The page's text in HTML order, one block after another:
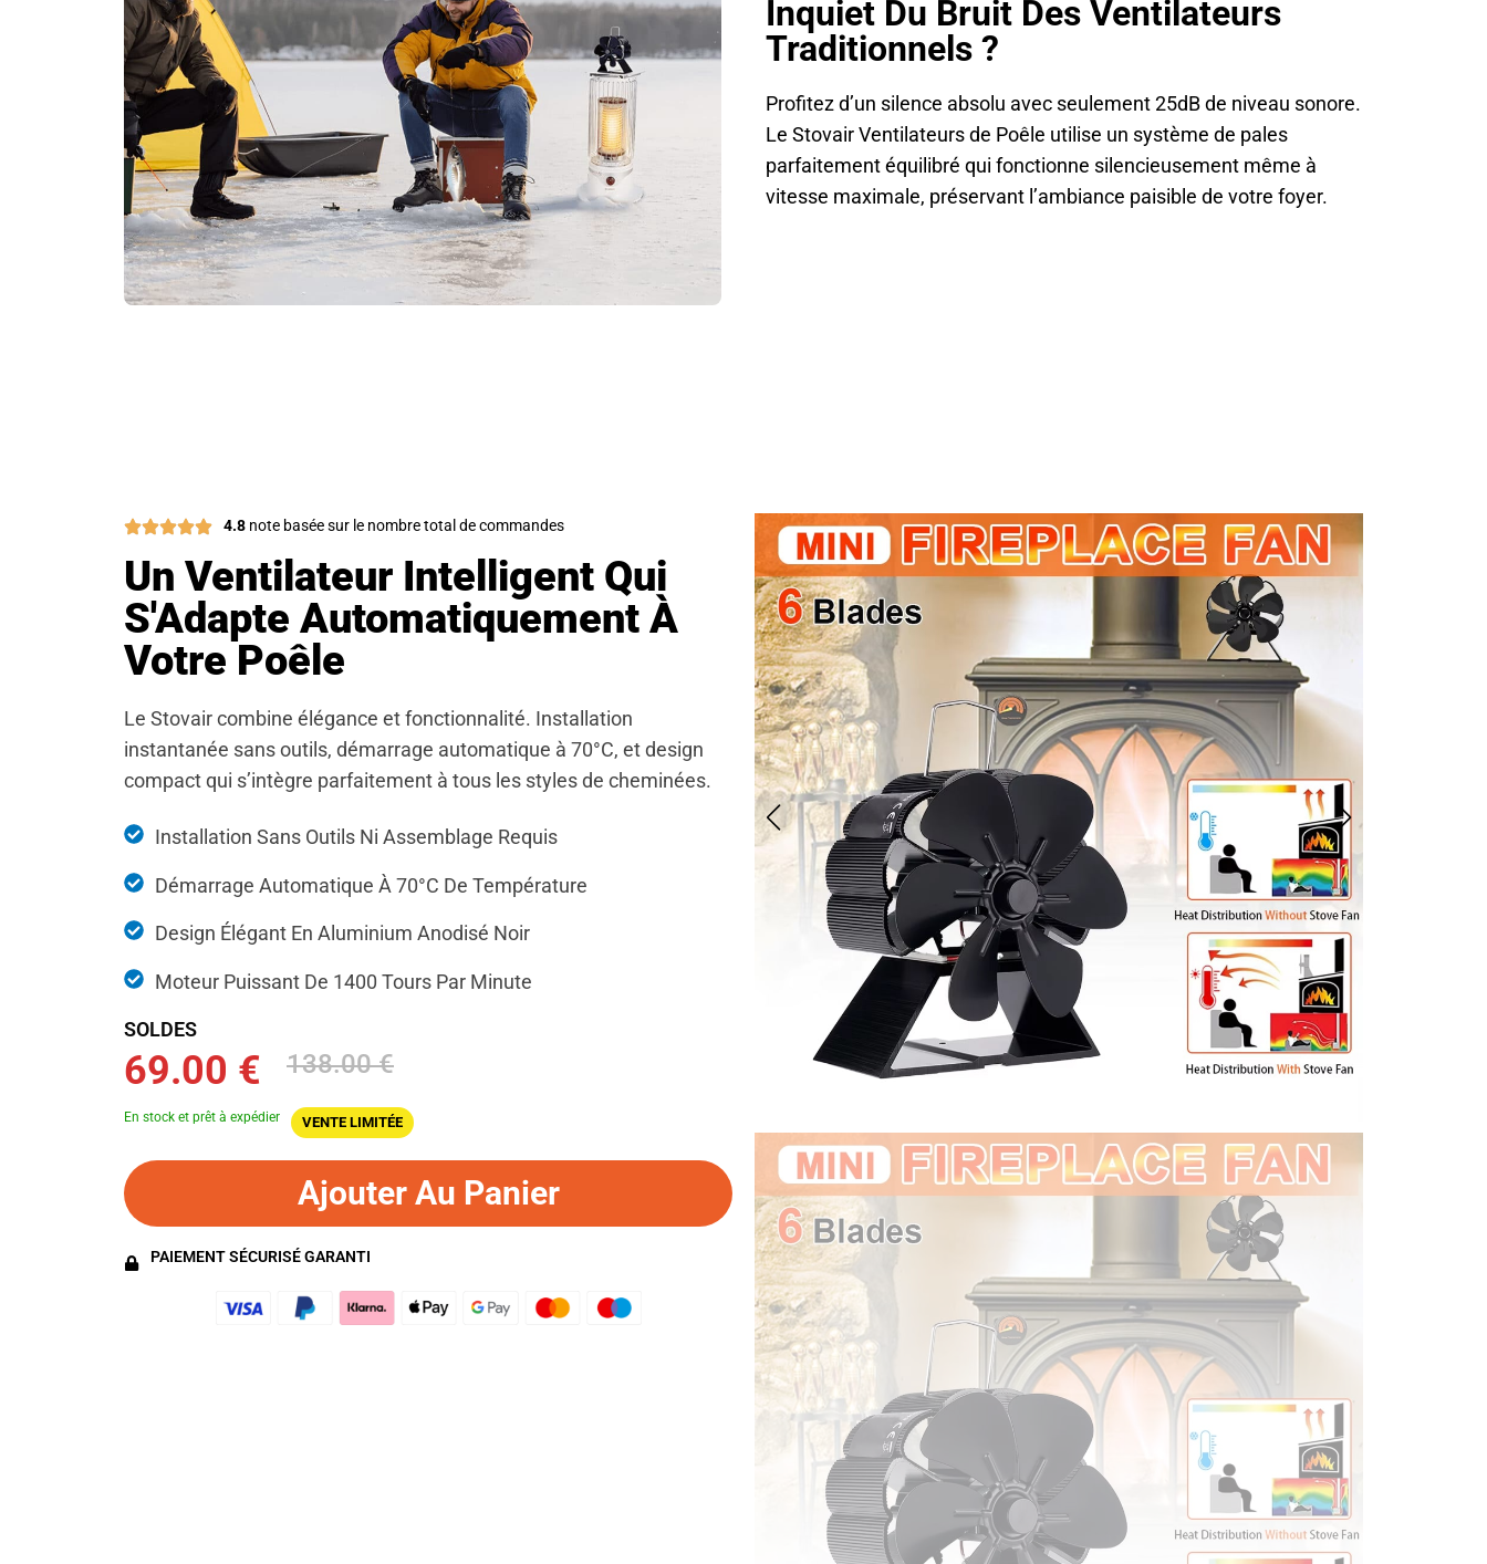
Inquiet Du Bruit Des Ventilateurs
Traditionnels ?
Profitez d’un silence absolu avec seulement 25dB de niveau sonore.
Le Stovair Ventilateurs de Poêle utilise un système de pales
parfaitement équilibré qui fonctionne silencieusement même à
vitesse maximale, préservant l’ambiance paisible de votre foyer.
4.8 note basée sur le nombre total de commandes
Un Ventilateur Intelligent Qui
S'Adapte Automatiquement À
Votre Poêle
Le Stovair combine élégance et fonctionnalité. Installation
instantanée sans outils, démarrage automatique à 70°C, et design
compact qui s’intègre parfaitement à tous les styles de cheminées.
Installation Sans Outils Ni Assemblage Requis
Démarrage Automatique À 70°C De Température
Design Élégant En Aluminium Anodisé Noir
Moteur Puissant De 1400 Tours Par Minute
SOLDES
69.00 € 138.00 €
En stock et prêt à expédier VENTE LIMITÉE
Ajouter Au Panier
PAIEMENT SÉCURISÉ GARANTI